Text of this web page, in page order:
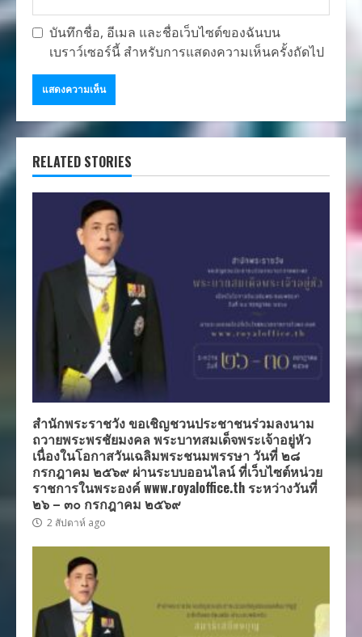
บันทึกชื่อ, อีเมล และชื่อเว็บไซต์ของฉันบน
เบราว์เซอร์นี้ สำหรับการแสดงความเห็นครั้งถัดไป
RELATED STORIES
สำนักพระราชวัง ขอเชิญชวนประชาชนร่วมลงนาม
ถวายพระพรชัยมงคล พระบาทสมเด็จพระเจ้าอยู่หัว
เนื่องในโอกาสวันเฉลิมพระชนมพรรษา วันที่ ๒๘
กรกฎาคม ๒๕๖๙ ผ่านระบบออนไลน์ ที่เว็บไซต์หน่วย
ราชการในพระองค์ www.royaloffice.th ระหว่างวันที่
๒๖ – ๓๐ กรกฎาคม ๒๕๖๙
2 สัปดาห์ ago